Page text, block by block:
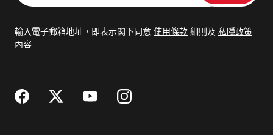
郵
輸入電子郵箱地址，即表示閣下同意 使用條款 細則及 私隱政策
內容